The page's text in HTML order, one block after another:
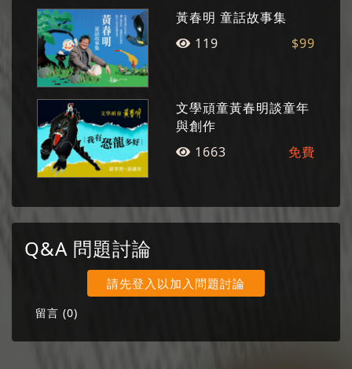
生於花蓮，成長於彰化。台灣師範大學國文學系
畢業，香港新亞研究所碩士，高雄師範大學博
士。主編《聯合報》副刊十年（1997-2007），
先後於輔大、世新、東吳、清華、台藝大、台大
等校兼任教職。2007年受聘台灣師大國文學系，
主授現代詩、文學批評、文藝美學、台灣文學等
課程，2008年獲台師大研究績優獎。曾擔任大學
入學考試中心研究計畫研究員、考試院典試委
半裸到全開：台灣戰後世代女詩人的性別意
代詩人結構》及詩集、散文集計二十餘種。詩集
有英、日、韓譯本於國外發行。曾獲中山文藝
獎、金鼎獎、時報文學推薦獎、中興文藝獎章、
榮後基金會台灣詩人獎等。
黃春明 童話故事集
119
$99
文學頑童黃春明談童年
與創作
1663
免費
Q&A 問題討論
請先登入以加入問題討論
留言 (0)